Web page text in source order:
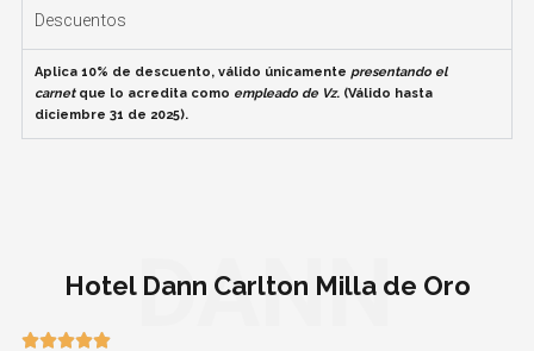
Descuentos
Aplica 10% de descuento, válido únicamente presentando el
carnetque lo acredita como empleado de Vz. (Válido hasta
diciembre 31 de 2025).
DANN
Hotel Dann Carlton Milla de Oro
